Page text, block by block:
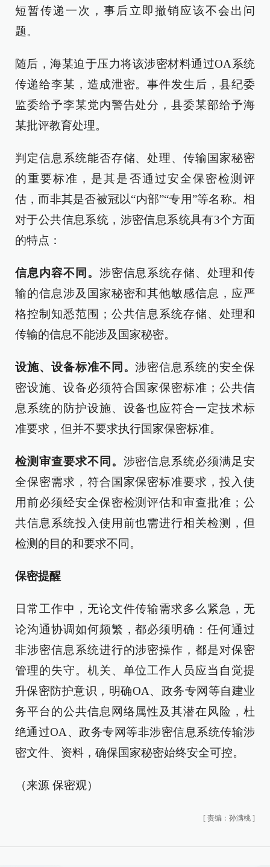
短暂传递一次，事后立即撤销应该不会出问
题。
随后，海某迫于压力将该涉密材料通过OA系统
传递给李某，造成泄密。事件发生后，县纪委
监委给予李某党内警告处分，县委某部给予海
某批评教育处理。
判定信息系统能否存储、处理、传输国家秘密
的重要标准，是其是否通过安全保密检测评
估，而非其是否被冠以“内部”“专用”等名称。相
对于公共信息系统，涉密信息系统具有3个方面
的特点：
信息内容不同。 涉密信息系统存储、处理和传
输的信息涉及国家秘密和其他敏感信息，应严
格控制知悉范围；公共信息系统存储、处理和
传输的信息不能涉及国家秘密。
设施、设备标准不同。涉密信息系统的安全保
密设施、设备必须符合国家保密标准；公共信
息系统的防护设施、设备也应符合一定技术标
准要求，但并不要求执行国家保密标准。
检测审查要求不同。 涉密信息系统必须满足安
全保密需求，符合国家保密标准要求，投入使
用前必须经安全保密检测评估和审查批准；公
共信息系统投入使用前也需进行相关检测，但
检测的目的和要求不同。
保密提醒
日常工作中，无论文件传输需求多么紧急，无
论沟通协调如何频繁，都必须明确：任何通过
非涉密信息系统进行的涉密操作，都是对保密
管理的失守。机关、单位工作人员应当自觉提
升保密防护意识，明确OA、政务专网等自建业
务平台的公共信息网络属性及其潜在风险，杜
绝通过OA、政务专网等非涉密信息系统传输涉
密文件、资料，确保国家秘密始终安全可控。
（来源 保密观）
[ 责编：孙满桃 ]